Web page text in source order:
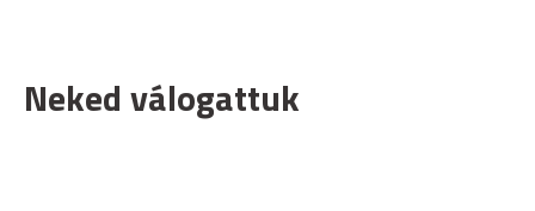
Neked válogattuk